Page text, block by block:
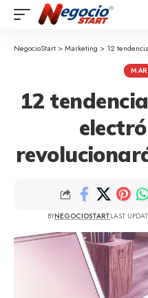
NegocioStart >Marketing > 12 tendencias
12
BYNEGOCIOSTARTLAST